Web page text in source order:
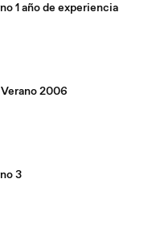
1 año de experiencia
2006
3